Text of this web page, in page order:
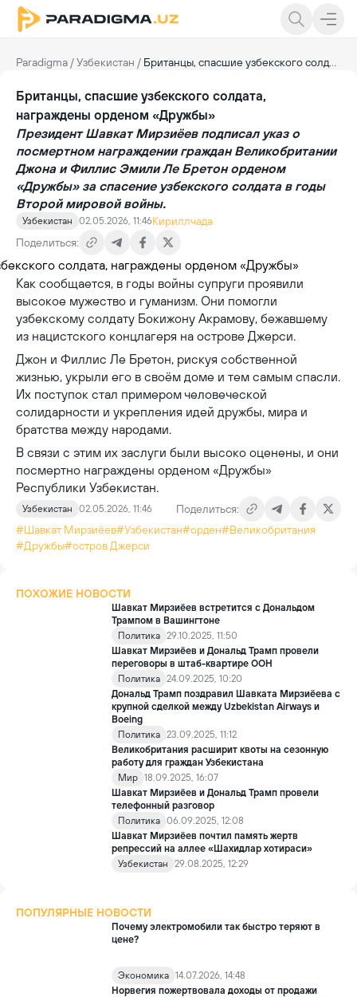
Paradigma /Узбекистан / Британцы, спасшие узбекского солдата, награждены орденом «Дружбы»
Британцы, спасшие узбекского солдата,
награждены орденом «Дружбы»
Президент Шавкат Мирзиёев подписал указ о
посмертном награждении граждан Великобритании
Джона и Филлис Эмили Ле Бретон орденом
«Дружбы» за спасение узбекского солдата в годы
Второй мировой войны.
Узбекистан 02.05.2026, 11:46Кириллчада
Поделиться:
Как сообщается, в годы войны супруги проявили
высокое мужество и гуманизм. Они помогли
узбекскому солдату Бокижону Акрамову, бежавшему
из нацистского концлагеря на острове Джерси.
Джон и Филлис Ле Бретон, рискуя собственной
жизнью, укрыли его в своём доме и тем самым спасли.
Их поступок стал примером человеческой
солидарности и укрепления идей дружбы, мира и
братства между народами.
В связи с этим их заслуги были высоко оценены, и они
посмертно награждены орденом «Дружбы»
Республики Узбекистан.
Узбекистан 02.05.2026, 11:46
Поделиться:
#Шавкат Мирзиёев#Узбекистан#орден#Великобритания
#Дружбы#остров Джерси
ПОХОЖИЕ НОВОСТИ
Шавкат Мирзиёев встретится с Дональдом
Трампом в Вашингтоне
Политика 29.10.2025, 11:50
Шавкат Мирзиёев и Дональд Трамп провели
переговоры в штаб-квартире ООН
Политика 24.09.2025, 10:20
Дональд Трамп поздравил Шавката Мирзиёева с
крупной сделкой между Uzbekistan Airways и
Boeing
Политика 23.09.2025, 11:12
Великобритания расширит квоты на сезонную
работу для граждан Узбекистана
Мир 18.09.2025, 16:07
Шавкат Мирзиёев и Дональд Трамп провели
телефонный разговор
Политика 06.09.2025, 12:08
Шавкат Мирзиёев почтил память жертв
репрессий на аллее «Шахидлар хотираси»
Узбекистан
29.08.2025, 12:29
ПОПУЛЯРНЫЕ НОВОСТИ
Почему электромобили так быстро теряют в
цене?
Экономика 14.07.2026, 14:48
Норвегия пожертвовала доходы от продажи